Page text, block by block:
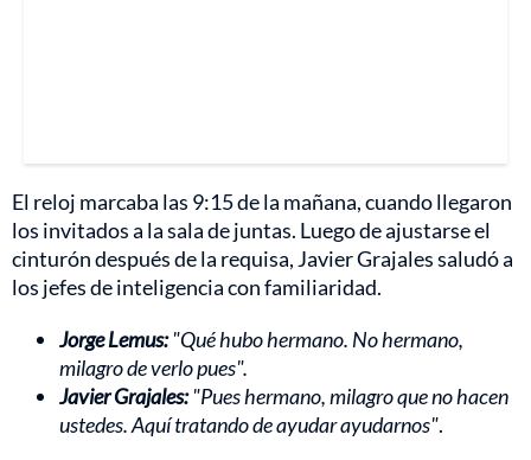
El reloj marcaba las 9:15 de la mañana, cuando llegaron
los invitados a la sala de juntas. Luego de ajustarse el
cinturón después de la requisa, Javier Grajales saludó a
los jefes de inteligencia con familiaridad.
Jorge Lemus:"Qué hubo hermano. No hermano,
milagro de verlo pues".
Javier Grajales:"Pues hermano, milagro que no hacen
ustedes. Aquí tratando de ayudar ayudarnos".